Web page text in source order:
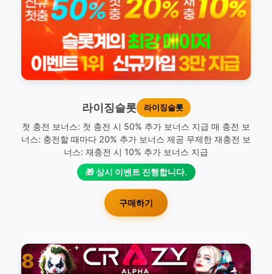
라이징슬롯 라이징슬롯
첫 충전 보너스: 첫 충전 시 50% 추가 보너스 지급 매 충전 보
너스: 충전할 때마다 20% 추가 보너스 제공 무제한 재충전 보
너스: 재충전 시 10% 추가 보너스 지급
🎁 상시 이벤트 진행합니다.
구매하기
8